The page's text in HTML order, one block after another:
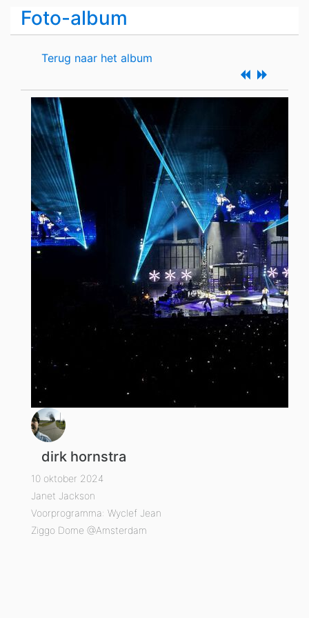
Foto-album
Terug naar het album
dirk hornstra
10 oktober 2024
Janet Jackson
Voorprogramma: Wyclef Jean
Ziggo Dome @Amsterdam